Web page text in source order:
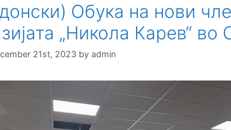
Обука на нови
„Никола Карев“ во
21st, 2023 by admin